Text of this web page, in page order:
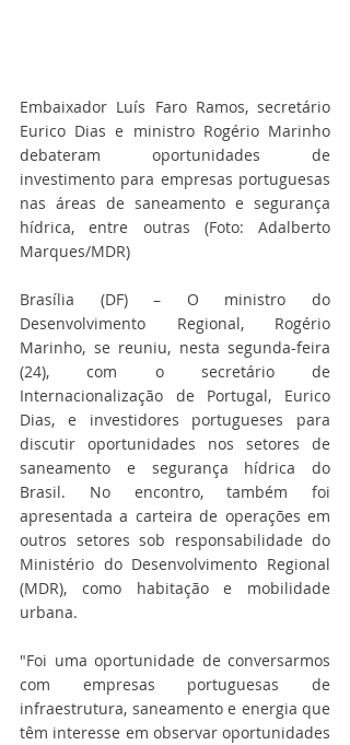
Embaixador Luís Faro Ramos, secretário
Eurico Dias e ministro Rogério Marinho
debateram oportunidades de
investimento para empresas portuguesas
nas áreas de saneamento e segurança
hídrica, entre outras (Foto: Adalberto
Marques/MDR)
Brasília (DF) – O ministro do
Desenvolvimento Regional, Rogério
Marinho, se reuniu, nesta segunda-feira
(24), com o secretário de
Internacionalização de Portugal, Eurico
Dias, e investidores portugueses para
discutir oportunidades nos setores de
saneamento e segurança hídrica do
Brasil. No encontro, também foi
apresentada a carteira de operações em
outros setores sob responsabilidade do
Ministério do Desenvolvimento Regional
(MDR), como habitação e mobilidade
urbana.
"Foi uma oportunidade de conversarmos
com empresas portuguesas de
infraestrutura, saneamento e energia que
têm interesse em observar oportunidades